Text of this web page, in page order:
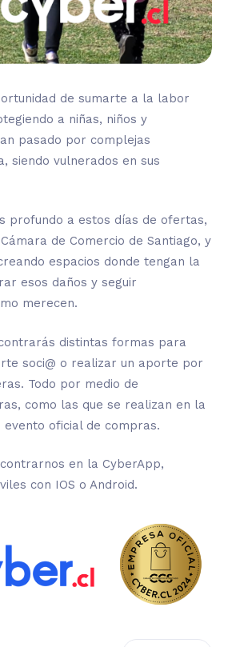
de sumarte a la labor
a niñas, niños y
pasado por complejas
siendo vulnerados en sus
profundo a estos días de ofertas,
de Comercio de Santiago, y
espacios donde tengan la
esos daños y seguir
merecen.
distintas formas para
soci@ o realizar un aporte por
Todo por medio de
como las que se realizan en la
oficial de compras.
en la CyberApp,
con IOS o Android.